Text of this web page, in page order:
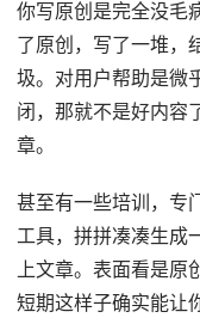
你写原创是完全没毛
了原创，写了一堆，
圾。对用户帮助是微
闭，那就不是好内容
章。
甚至有一些培训，专
工具，拼拼凑凑生成
上文章。表面看是原
短期这样子确实能让